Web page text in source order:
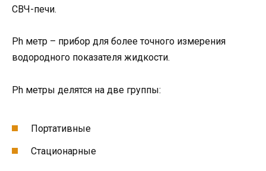
СВЧ-печи.
Ph метр – прибор для более точного измерения
водородного показателя жидкости.
Ph метры делятся на две группы:
Портативные
Стационарные